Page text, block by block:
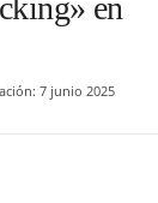
en
7 junio 2025